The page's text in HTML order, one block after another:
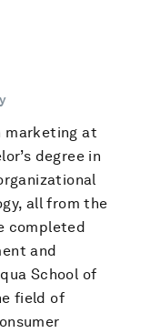
marketing at
degree in
all from the
completed
and
School of
field of